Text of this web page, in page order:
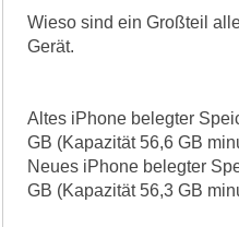
Wieso sind ein Großteil
Gerät.
Altes iPhone belegter
GB (Kapazität 56,6 GB
Neues iPhone belegter
GB (Kapazität 56,3 GB